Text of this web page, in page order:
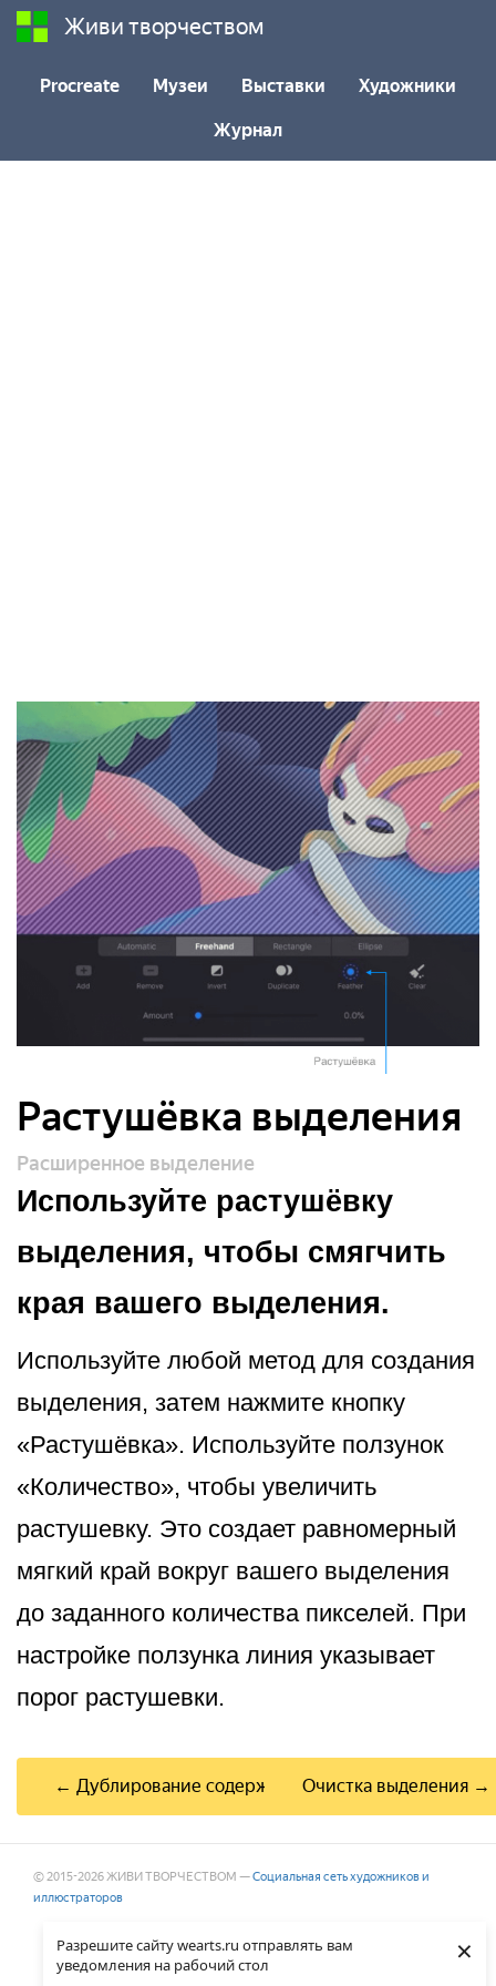
Разрешите сайту wearts.ru отправлять вам
уведомления на рабочий стол
×
Живи творчеством
Procreate Музеи Выставки Художники
Журнал
Растушёвка выделения
Расширенное выделение
Используйте растушёвку
выделения, чтобы смягчить
края вашего выделения.
Используйте любой метод для создания
выделения, затем нажмите кнопку
«Растушёвка». Используйте ползунок
«Количество», чтобы увеличить
растушевку. Это создает равномерный
мягкий край вокруг вашего выделения
до заданного количества пикселей. При
настройке ползунка линия указывает
порог растушевки.
← Дублирование содержимогоОчистка выделения →
© 2015-2026 ЖИВИ ТВОРЧЕСТВОМ —Социальная сеть художников и
иллюстраторов